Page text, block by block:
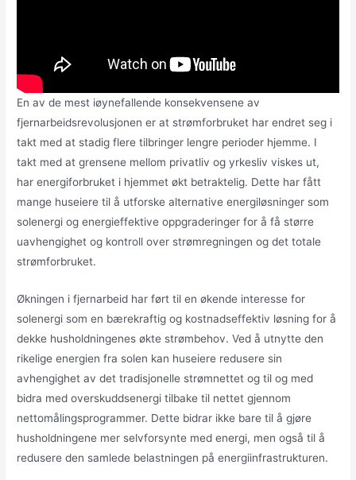
En av de mest iøynefallende konsekvensene av
fjernarbeidsrevolusjonen er at strømforbruket har endret seg i
takt med at stadig flere tilbringer lengre perioder hjemme. I
takt med at grensene mellom privatliv og yrkesliv viskes ut,
har energiforbruket i hjemmet økt betraktelig. Dette har fått
mange huseiere til å utforske alternative energiløsninger som
solenergi og energieffektive oppgraderinger for å få større
uavhengighet og kontroll over strømregningen og det totale
strømforbruket.
Økningen i fjernarbeid har ført til en økende interesse for
solenergi som en bærekraftig og kostnadseffektiv løsning for å
dekke husholdningenes økte strømbehov. Ved å utnytte den
rikelige energien fra solen kan huseiere redusere sin
avhengighet av det tradisjonelle strømnettet og til og med
bidra med overskuddsenergi tilbake til nettet gjennom
nettomålingsprogrammer. Dette bidrar ikke bare til å gjøre
husholdningene mer selvforsynte med energi, men også til å
redusere den samlede belastningen på energiinfrastrukturen.